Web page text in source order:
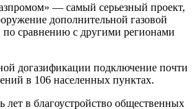
— самый серьезный проект,
дополнительной газовой
по сравнению с другими регионами
догазификации подключение почти
в 106 населенных пунктах.
лет в благоустройство общественных